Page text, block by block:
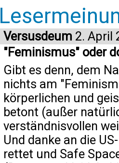
Versusdeum 2. April
"Feminismus" oder
Gibt es denn, dem
nichts am
körperlichen und
betont (außer
verständnisvollen
Und danke an die
rettet und Safe